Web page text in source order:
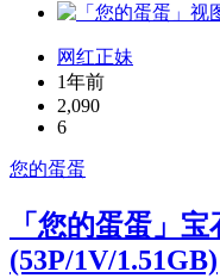
网红正妹
1年前
2,090
6
您的蛋蛋
「您的蛋蛋」
(53P/1V/1.51GB)